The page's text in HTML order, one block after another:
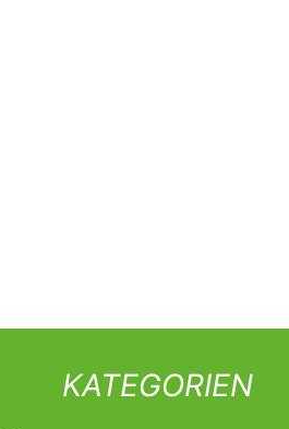
KATEGORIEN